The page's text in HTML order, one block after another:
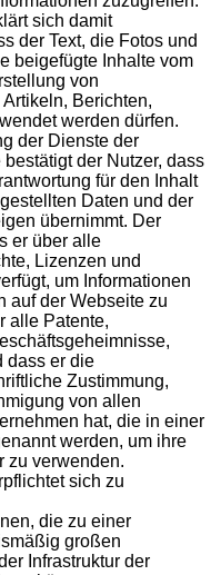
sich damit
der Text, die Fotos und
beigefügte Inhalte vom
von
Berichten,
werden dürfen.
der Dienste der
der Nutzer, dass
für den Inhalt
Daten und der
übernimmt. Der
er über alle
Lizenzen und
um Informationen
auf der Webseite zu
alle Patente,
dass er die
Zustimmung,
von allen
hat, die in einer
werden, um ihre
zu verwenden.
sich zu
die zu einer
großen
Infrastruktur der